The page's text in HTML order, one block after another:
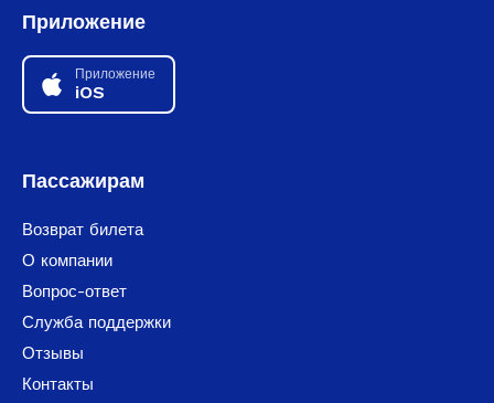
Приложение
Приложение
iOS
Пассажирам
Возврат билета
О компании
Вопрос-ответ
Служба поддержки
Отзывы
Контакты